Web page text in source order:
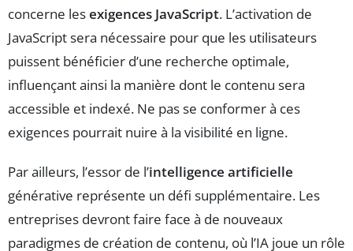
concerne lesexigences JavaScript. L’activation de
JavaScript sera nécessaire pour que les utilisateurs
puissent bénéficier d’une recherche optimale,
influençant ainsi la manière dont le contenu sera
accessible et indexé. Ne pas se conformer à ces
exigences pourrait nuire à la visibilité en ligne.
Par ailleurs, l’essor de l’intelligence artificielle
générative représente un défi supplémentaire. Les
entreprises devront faire face à de nouveaux
paradigmes de création de contenu, où l’IA joue un rôle